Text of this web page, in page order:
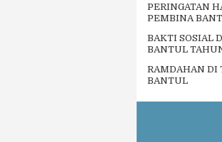
PERINGATAN
PEMBINA
BAKTI SOSIAL
BANTUL
RAMDAHAN DI
BANTUL